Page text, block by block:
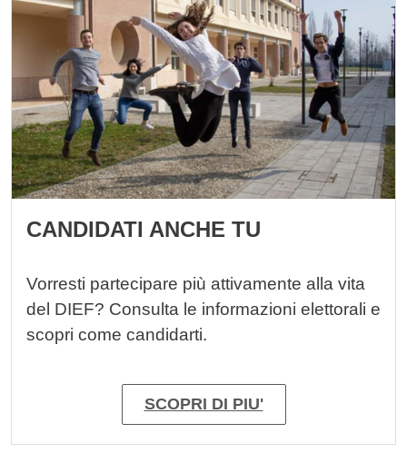
CANDIDATI ANCHE TU
Vorresti partecipare più attivamente alla vita
del DIEF? Consulta le informazioni elettorali e
scopri come candidarti.
SCOPRI DI PIU'